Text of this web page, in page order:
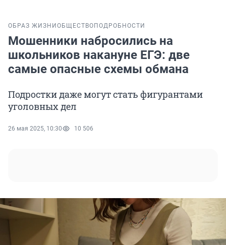
ОБРАЗ ЖИЗНИ ОБЩЕСТВО ПОДРОБНОСТИ
Мошенники набросились на
школьников накануне ЕГЭ: две
самые опасные схемы обмана
Подростки даже могут стать фигурантами
уголовных дел
26 мая 2025, 10:30 10 506